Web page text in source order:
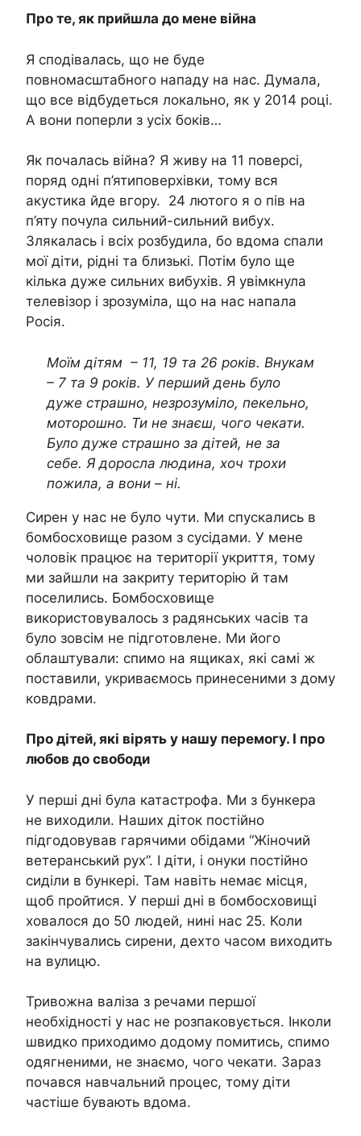
Про те, як прийшла до мене війна
Я сподівалась, що не буде
повномасштабного нападу на нас. Думала,
що все відбудеться локально, як у 2014 році.
А вони поперли з усіх боків…
Як почалась війна? Я живу на 11 поверсі,
поряд одні п’ятиповерхівки, тому вся
акустика йде вгору. 24 лютого я о пів на
п’яту почула сильний-сильний вибух.
Злякалась і всіх розбудила, бо вдома спали
мої діти, рідні та близькі. Потім було ще
кілька дуже сильних вибухів. Я увімкнула
телевізор і зрозуміла, що на нас напала
Росія.
Моїм дітям – 11, 19 та 26 років. Внукам
– 7 та 9 років. У перший день було
дуже страшно, незрозуміло, пекельно,
моторошно. Ти не знаєш, чого чекати.
Було дуже страшно за дітей, не за
себе. Я доросла людина, хоч трохи
пожила, а вони – ні.
Сирен у нас не було чути. Ми спускались в
бомбосховище разом з сусідами. У мене
чоловік працює на території укриття, тому
ми зайшли на закриту територію й там
поселились. Бомбосховище
використовувалось з радянських часів та
було зовсім не підготовлене. Ми його
облаштували: спимо на ящиках, які самі ж
поставили, укриваємось принесеними з дому
ковдрами.
Про дітей, які вірять у нашу перемогу. І про
любов до свободи
У перші дні була катастрофа. Ми з бункера
не виходили. Наших діток постійно
підгодовував гарячими обідами “Жіночий
ветеранський рух”. І діти, і онуки постійно
сиділи в бункері. Там навіть немає місця,
щоб пройтися. У перші дні в бомбосховищі
ховалося до 50 людей, нині нас 25. Коли
закінчувались сирени, дехто часом виходить
на вулицю.
Тривожна валіза з речами першої
необхідності у нас не розпаковується. Інколи
швидко приходимо додому помитись, спимо
одягненими, не знаємо, чого чекати. Зараз
почався навчальний процес, тому діти
частіше бувають вдома.